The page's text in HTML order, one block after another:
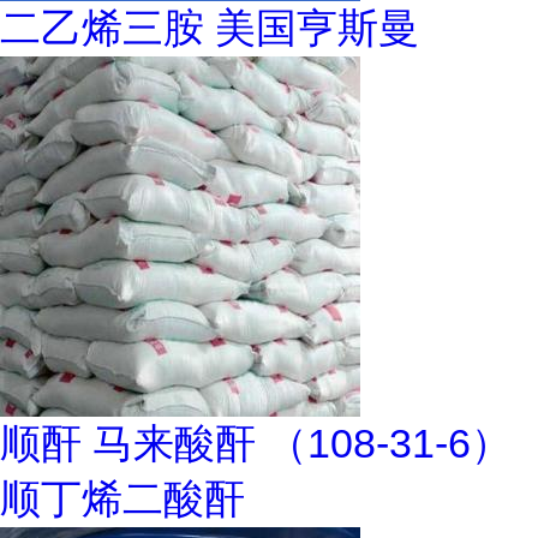
二乙烯三胺 美国亨斯曼
顺酐 马来酸酐 （108-31-6）
顺丁烯二酸酐